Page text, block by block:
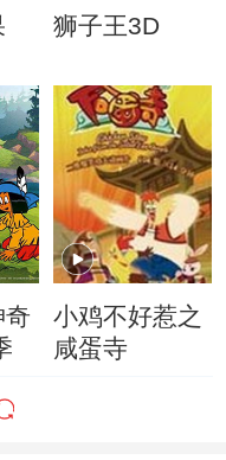
狮子王3D
奇
小鸡不好惹之
咸蛋寺